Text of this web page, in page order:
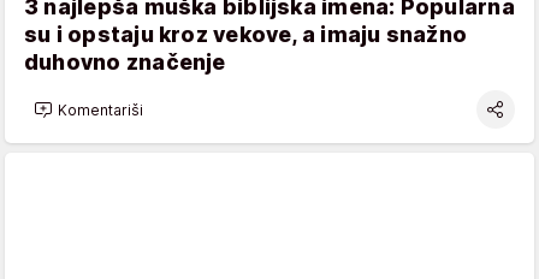
3 najlepša muška biblijska imena: Popularna
su i opstaju kroz vekove, a imaju snažno
duhovno značenje
Komentariši